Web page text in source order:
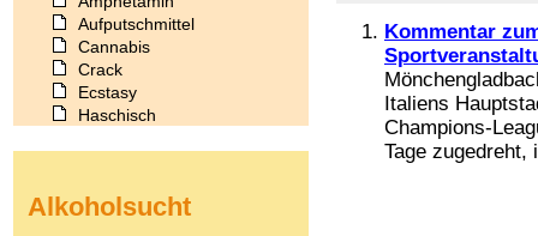
Kommentar
Italiens
Champions-
Tage
Aufputschmittel
Cannabis
Crack
Ecstasy
Haschisch
Kokain
Alkoholsucht